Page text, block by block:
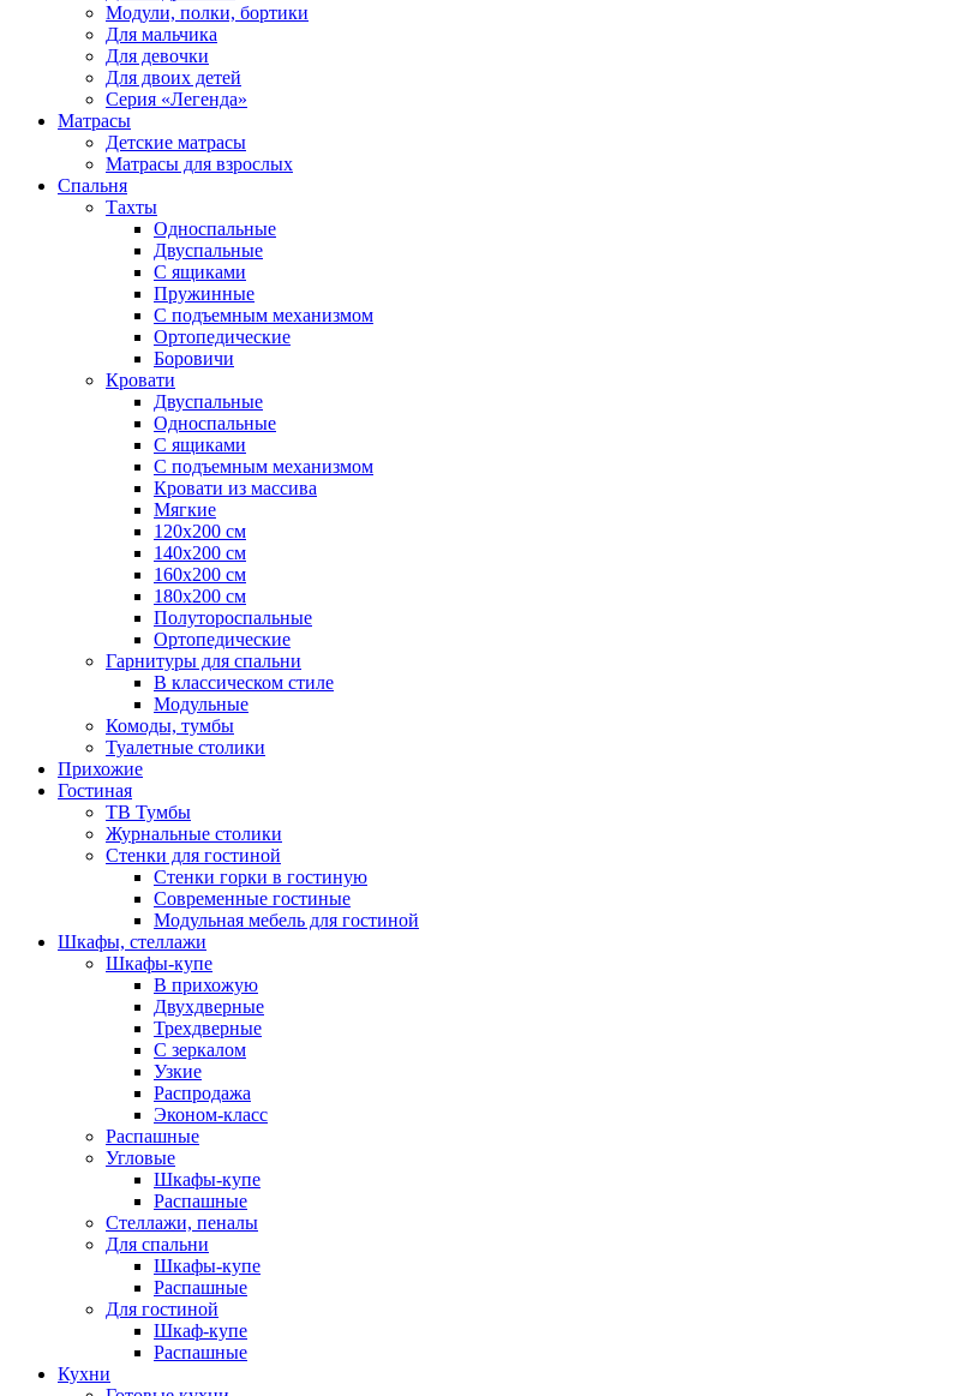
Модули, полки, бортики
Для мальчика
Для девочки
Для двоих детей
Серия «Легенда»
Матрасы
Детские матрасы
Матрасы для взрослых
Спальня
Тахты
Односпальные
Двуспальные
С ящиками
Пружинные
С подъемным механизмом
Ортопедические
Боровичи
Кровати
Двуспальные
Односпальные
С ящиками
С подъемным механизмом
Кровати из массива
Мягкие
120х200 см
140х200 см
160х200 см
180х200 см
Полутороспальные
Ортопедические
Гарнитуры для спальни
В классическом стиле
Модульные
Комоды, тумбы
Туалетные столики
Прихожие
Гостиная
ТВ Тумбы
Журнальные столики
Стенки для гостиной
Стенки горки в гостиную
Современные гостиные
Модульная мебель для гостиной
Шкафы, стеллажи
Шкафы-купе
В прихожую
Двухдверные
Трехдверные
С зеркалом
Узкие
Распродажа
Эконом-класс
Распашные
Угловые
Шкафы-купе
Распашные
Стеллажи, пеналы
Для спальни
Шкафы-купе
Распашные
Для гостиной
Шкаф-купе
Распашные
Кухни